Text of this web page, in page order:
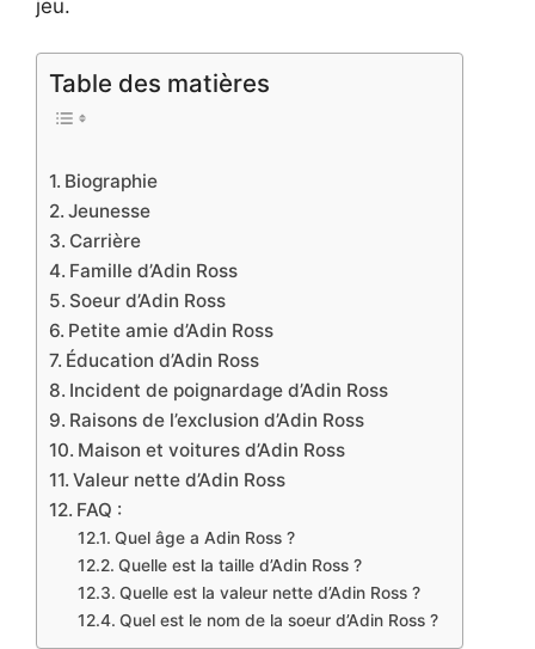
jeu.
Table des matières
Biographie
Jeunesse
Carrière
Famille d’Adin Ross
Soeur d’Adin Ross
Petite amie d’Adin Ross
Éducation d’Adin Ross
Incident de poignardage d’Adin Ross
Raisons de l’exclusion d’Adin Ross
Maison et voitures d’Adin Ross
Valeur nette d’Adin Ross
FAQ :
Quel âge a Adin Ross ?
Quelle est la taille d’Adin Ross ?
Quelle est la valeur nette d’Adin Ross ?
Quel est le nom de la soeur d’Adin Ross ?